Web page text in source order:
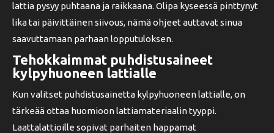
lattia pysyy puhtaana ja raikkaana. Olipa kyseessä pinttynyt
lika tai päivittäinen siivous, nämä ohjeet auttavat sinua
saavuttamaan parhaan lopputuloksen.
Tehokkaimmat puhdistusaineet
kylpyhuoneen lattialle
Kun valitset puhdistusainetta kylpyhuoneen lattialle, on
tärkeää ottaa huomioon lattiamateriaalin tyyppi.
Laattalattioille sopivat parhaiten happamat